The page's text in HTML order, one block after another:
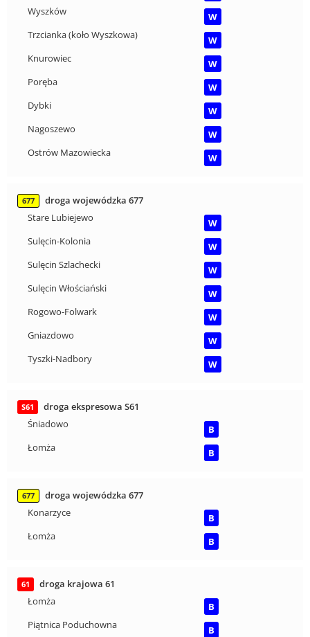
Wyszków
W
Trzcianka (koło Wyszkowa)
W
Knurowiec
W
Poręba
W
Dybki
W
Nagoszewo
W
Ostrów Mazowiecka
W
677
droga wojewódzka 677
Stare Lubiejewo
W
Sulęcin-Kolonia
W
Sulęcin Szlachecki
W
Sulęcin Włościański
W
Rogowo-Folwark
W
Gniazdowo
W
Tyszki-Nadbory
W
S61
droga ekspresowa S61
Śniadowo
B
Łomża
B
677
droga wojewódzka 677
Konarzyce
B
Łomża
B
61
droga krajowa 61
Łomża
B
Piątnica Poduchowna
B